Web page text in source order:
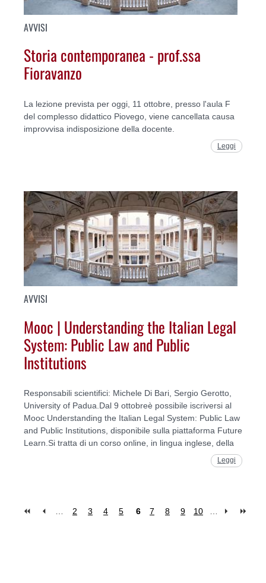
AVVISI
Storia contemporanea - prof.ssa
Fioravanzo
La lezione prevista per oggi, 11 ottobre, presso l'aula F
del complesso didattico Piovego, viene cancellata causa
improvvisa indisposizione della docente.
Leggi
AVVISI
Mooc | Understanding the Italian Legal
System: Public Law and Public
Institutions
Responsabili scientifici: Michele Di Bari, Sergio Gerotto,
University of Padua.Dal 9 ottobreè possibile iscriversi al
Mooc Understanding the Italian Legal System: Public Law
and Public Institutions, disponibile sulla piattaforma Future
Learn.Si tratta di un corso online, in lingua inglese, della
Leggi
2 3 4 5 6 7 8 9 10